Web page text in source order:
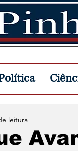
leitura